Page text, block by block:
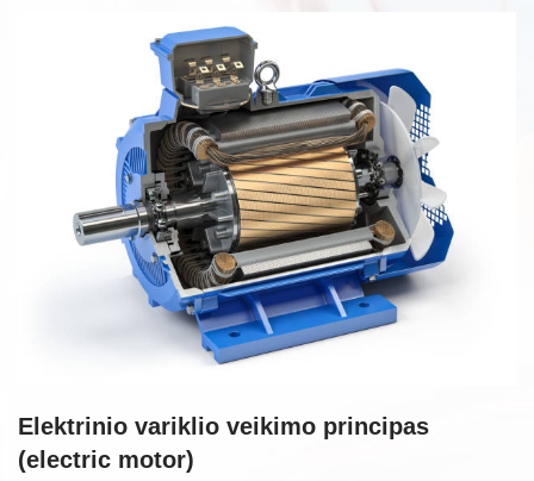
Elektrinio variklio veikimo principas
(electric motor)